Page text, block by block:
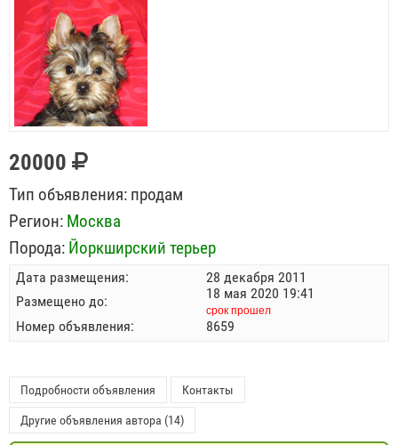
20000
Тип объявления: продам
Регион: Москва
Порода: Йоркширский терьер
Дата размещения:
28 декабря 2011
Размещено до:
18 мая 2020 19:41
срок прошел
Номер объявления: 8659
Подробности объявления Контакты
Другие объявления автора (14)